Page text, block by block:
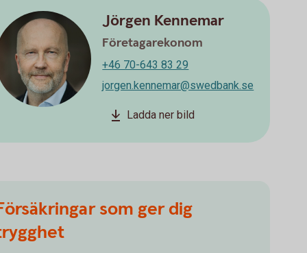
Jörgen Kennemar
Företagarekonom
+46 70-643 83 29
jorgen.kennemar@swedbank.se
Ladda ner bild
som ger dig